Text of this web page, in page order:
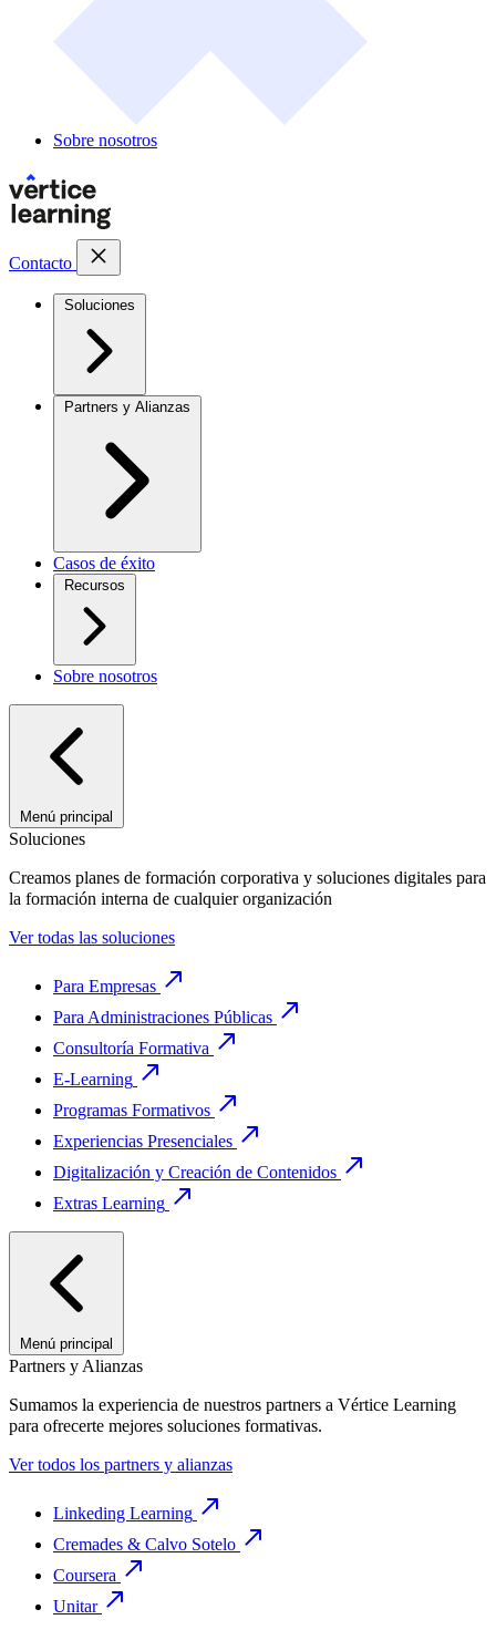
Sobre nosotros
Contacto
Soluciones
Partners y Alianzas
Casos de éxito
Recursos
Sobre nosotros
Menú principal
Soluciones
Creamos planes de formación corporativa y soluciones digitales para
la formación interna de cualquier organización
Ver todas las soluciones
Para Empresas
Para Administraciones Públicas
Consultoría Formativa
E-Learning
Programas Formativos
Experiencias Presenciales
Digitalización y Creación de Contenidos
Extras Learning
Menú principal
Partners y Alianzas
Sumamos la experiencia de nuestros partners a Vértice Learning
para ofrecerte mejores soluciones formativas.
Ver todos los partners y alianzas
Linkeding Learning
Cremades & Calvo Sotelo
Coursera
Unitar